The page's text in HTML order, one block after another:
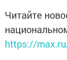
Читайте
https://